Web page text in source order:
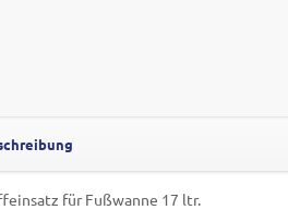
für Fußwanne 17 ltr.